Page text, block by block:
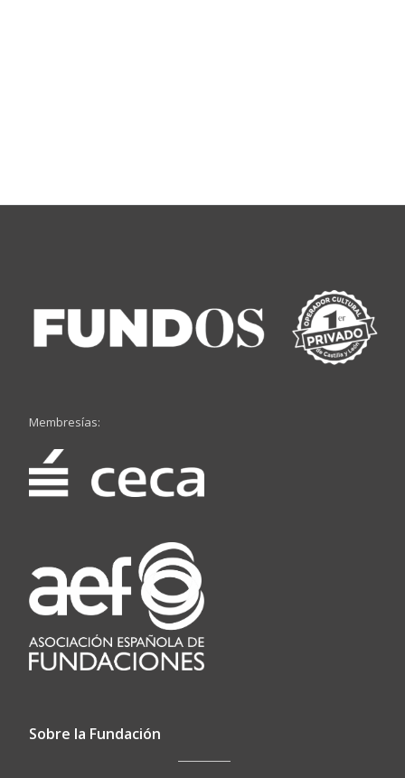
Membresías:
Sobre la Fundación